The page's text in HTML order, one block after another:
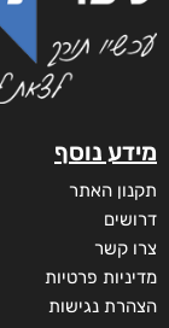
מידע נוסף
תקנון האתר
דרושים
צרו קשר
מדיניות פרטיות
הצהרת נגישות